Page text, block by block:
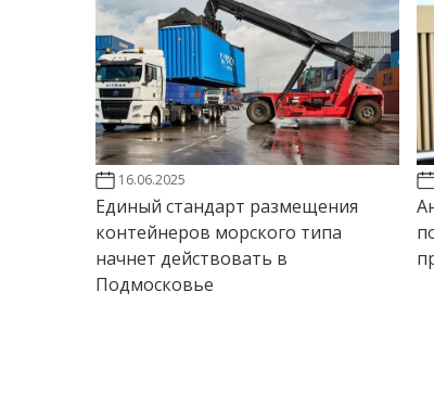
16.06.2025
Единый стандарт размещения
контейнеров морского типа
начнет действовать в
Подмосковье